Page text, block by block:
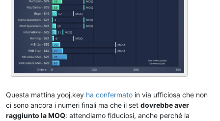
Questa mattina yooj.key ha confermato in via ufficiosa che non
ci sono ancora i numeri finali ma che il set dovrebbe aver
raggiunto la MOQ: attendiamo fiduciosi, anche perché la